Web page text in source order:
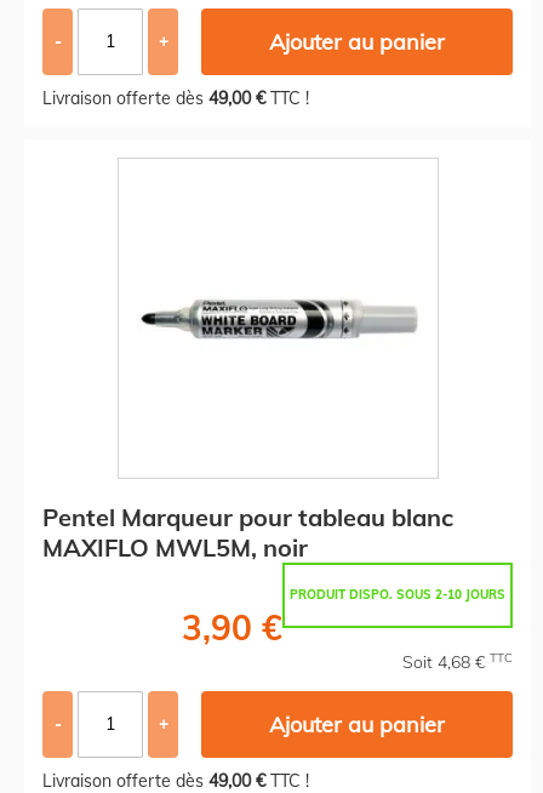
- + Ajouter au panier
Livraison offerte dès 49,00 €TTC !
Pentel Marqueur pour tableau blanc
MAXIFLO MWL5M, noir
PRODUIT DISPO. SOUS 2-10 JOURS
3,90 €
Soit 4,68 € TTC
- + Ajouter au panier
Livraison offerte dès 49,00 €TTC !